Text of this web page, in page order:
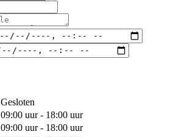
Gesloten
09:00 uur - 18:00 uur
09:00 uur - 18:00 uur